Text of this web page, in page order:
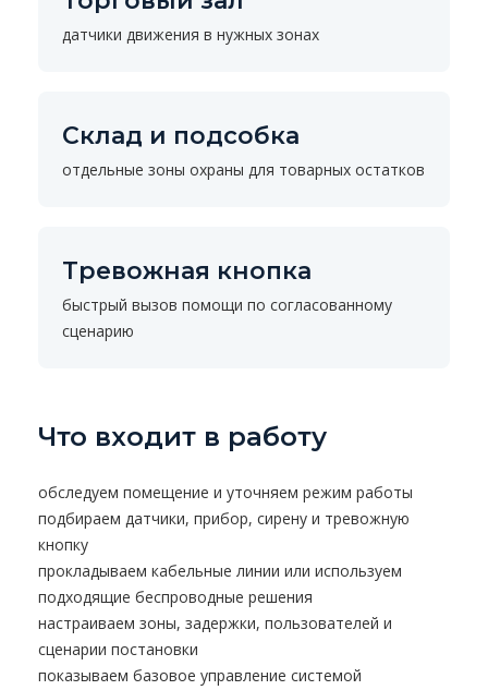
датчики движения в нужных зонах
Склад и подсобка
отдельные зоны охраны для товарных остатков
Тревожная кнопка
быстрый вызов помощи по согласованному
сценарию
Что входит в работу
обследуем помещение и уточняем режим работы
подбираем датчики, прибор, сирену и тревожную
кнопку
прокладываем кабельные линии или используем
подходящие беспроводные решения
настраиваем зоны, задержки, пользователей и
сценарии постановки
показываем базовое управление системой